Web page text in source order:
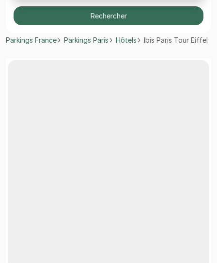
Rechercher
Parkings France Parkings Paris Hôtels Ibis Paris Tour Eiffel